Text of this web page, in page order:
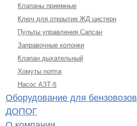
Клапаны приемные
Ключ для открытия ЖД цистерн
Пульты управления Сапсан
Заправочные колонки
Клапан дыхательный
Хомуты norma
Насос АЗТ-5
Оборудование для бензовозов
ДОПОГ